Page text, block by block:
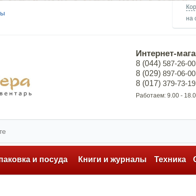
на
Интернет-
8 (044) 587-26-00
8 (029) 897-06-00
8 (017) 379-73-19
Работаем: 9.00 -
и посуда Книги и журналы Техника